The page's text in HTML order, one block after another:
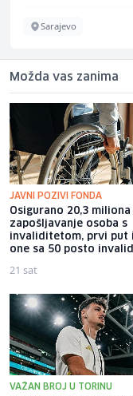
Sarajevo
Možda vas zanima
JAVNI POZIVI FONDA
Osigurano 20,3 miliona
zapošljavanje osoba s
invaliditetom, prvi put
one sa 50 posto
21 sat
VAŽAN BROJ U TORINU